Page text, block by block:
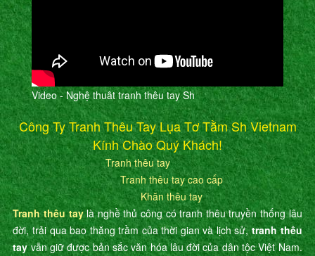
Video - Nghệ thuât tranh thêu tay Sh
Công Ty Tranh Thêu Tay Lụa Tơ Tằm Sh Vietnam
Kính Chào Quý Khách!
Tranh thêu tay
Tranh thêu tay cao cấp
Khăn thêu tay
Tranh thêu taylà nghề thủ công có tranh thêu truyền thống lâu
đời, trải qua bao thăng trầm của thời gian và lịch sử,tranh thêu
tayvẫn giữ được bản sắc văn hóa lâu đời của dân tộc Việt Nam.